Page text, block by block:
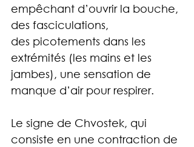
empêchant d’ouvrir la bouche,
des fasciculations,
des picotements dans les
extrémités (les mains et les
jambes), une sensation de
manque d’air pour respirer.
Le signe de Chvostek, qui
consiste en une contraction de